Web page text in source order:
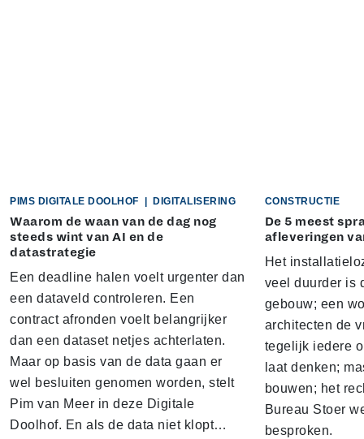
PIMS DIGITALE DOOLHOF DIGITALISERING
Waarom de waan van de dag nog
steeds wint van AI en de
datastrategie
Een deadline halen voelt urgenter dan
een dataveld controleren. Een
contract afronden voelt belangrijker
dan een dataset netjes achterlaten.
Maar op basis van de data gaan er
wel besluiten genomen worden, stelt
Pim van Meer in deze Digitale
Doolhof. En als de data niet klopt…
CONSTRUCTIE
De 5 meest
afleveringen
Het
veel duurder is
gebouw; een
architecten de
tegelijk iedere
laat denken;
bouwen; het
Bureau Stoer
besproken.